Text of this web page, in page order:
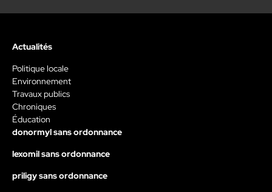
Actualités
Politique locale
Environnement
Travaux publics
Chroniques
Éducation
donormyl sans ordonnance
lexomil sans ordonnance
priligy sans ordonnance